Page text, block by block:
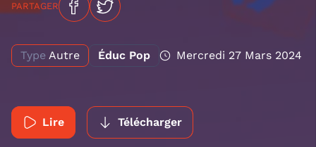
PARTAGER
Type Autre Éduc Pop Mercredi 27 Mars 2024
Lire Télécharger